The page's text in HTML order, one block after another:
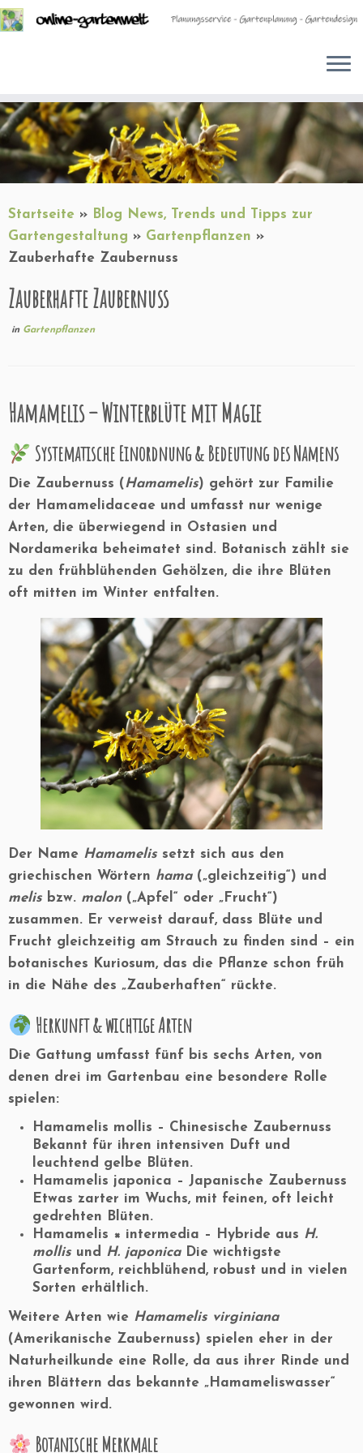
Zum
Inhalt
springen
Startseite » Blog News, Trends und Tipps zur
Gartengestaltung » Gartenpflanzen »
Zauberhafte Zaubernuss
Zauberhafte Zaubernuss
in Gartenpflanzen
Hamamelis–Winterblüte mit Magie
Systematische Einordnung & Bedeutung des Namens
Die Zaubernuss (Hamamelis) gehört zur Familie
der
Hamamelidaceae und umfasst nur wenige
Arten, die überwiegend in Ostasien und
Nordamerika beheimatet sind. Botanisch zählt sie
zu den frühblühenden Gehölzen, die ihre Blüten
oft mitten im Winter entfalten.
Der Name Hamamelis setzt sich aus den
griechischen Wörtern hama(„gleichzeitig“) und
melis bzw. malon(„Apfel“ oder „Frucht“)
zusammen. Er verweist darauf, dass
Blüte und
Frucht gleichzeitig am Strauch zu finden sind
– ein
botanisches Kuriosum, das die Pflanze schon früh
in die Nähe des „Zauberhaften“ rückte.
Herkunft & wichtige Arten
Die Gattung umfasst fünf bis sechs Arten, von
denen drei im Gartenbau eine besondere Rolle
spielen:
Hamamelis mollis – Chinesische Zaubernuss
Bekannt für ihren intensiven Duft und
leuchtend gelbe Blüten.
Hamamelis japonica – Japanische Zaubernuss
Etwas zarter im Wuchs, mit feinen, oft leicht
gedrehten Blüten.
Hamamelis × intermedia – Hybride aus H.
mollis und H. japonicaDie wichtigste
Gartenform, reichblühend, robust und in vielen
Sorten erhältlich.
Weitere Arten wie Hamamelis virginiana
(Amerikanische Zaubernuss) spielen eher in der
Naturheilkunde eine Rolle, da aus ihrer Rinde und
ihren Blättern das bekannte „Hamameliswasser“
gewonnen wird.
Botanische Merkmale